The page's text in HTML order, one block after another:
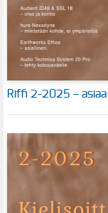
Riffi 2-2025 –